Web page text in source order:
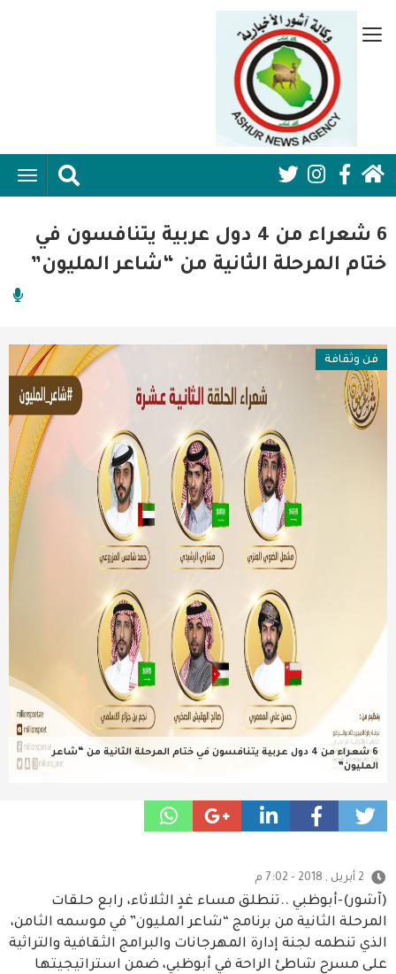
إلى
Social
Media:
Header
6 شعراء من 4 دول عربية يتنافسون في
ختام المرحلة الثانية من “شاعر المليون”
فن وثقافة
6 شعراء من 4 دول عربية يتنافسون في ختام المرحلة الثانية من “شاعر
المليون”
2 أبريل , 2018 - 7:02 م
(آشور)-أبوظبي ..تنطلق مساء غدٍ الثلاثاء، رابع حلقات
المرحلة الثانية من برنامج “شاعر المليون” في موسمه الثامن،
الذي تنطمه لجنة إدارة المهرجانات والبرامج الثقافية والتراثية
على مسرح شاطئ الراحة في أبوظبي، ضمن استراتيجيتها
قائمة
جانبية
الرئيسية
اقتصاد واعمال
رياضة
فن وثقافة
عربية ودولية
تحقيقات صحفية
عامة ومنوعات
طب وصحة